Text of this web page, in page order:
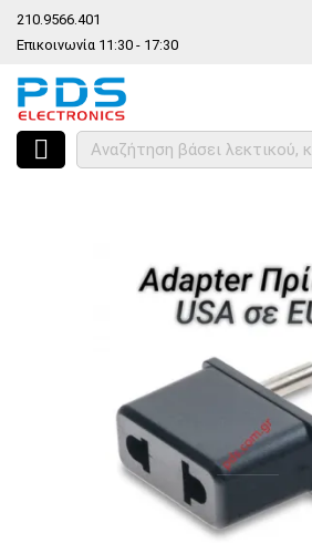
210.9566.401
Επικοινωνία 11:30 - 17:30
HOME Αντάπτορας ρεύματος adaptor